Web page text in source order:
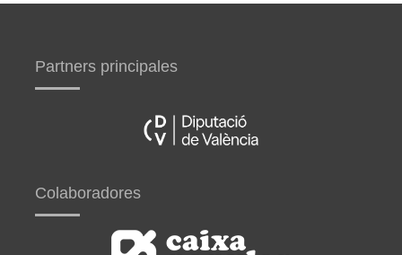
Partners principales
Colaboradores